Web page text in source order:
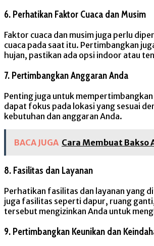
6. Perhatikan Faktor Cuaca dan Musim
Faktor cuaca dan musim juga perlu
cuaca pada saat itu. Pertimbangkan
hujan, pastikan ada opsi indoor atau
7. Pertimbangkan Anggaran Anda
Penting juga untuk
dapat fokus pada lokasi yang sesuai
kebutuhan dan anggaran Anda.
BACA JUGA Cara Membuat Bakso
8. Fasilitas dan Layanan
Perhatikan fasilitas dan layanan yang
juga fasilitas seperti dapur, ruang
tersebut mengizinkan Anda untuk
9. Pertimbangkan Keunikan dan